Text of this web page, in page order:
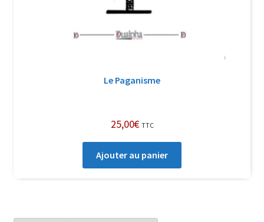
­­­Le Paganisme
25,00€ TTC
Ajouter au panier